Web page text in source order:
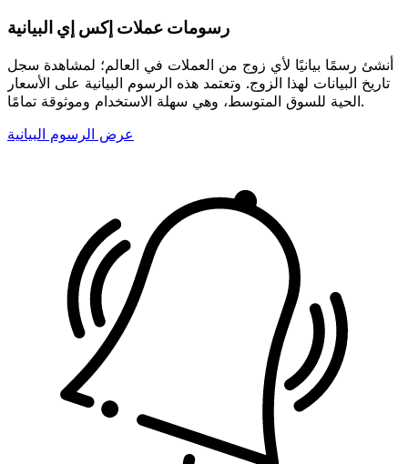
رسومات عملات إكس إي البيانية
أنشئ رسمًا بيانيًا لأي زوج من العملات في العالم؛ لمشاهدة سجل
تاريخ البيانات لهذا الزوج. وتعتمد هذه الرسوم البيانية على الأسعار
الحية للسوق المتوسط، وهي سهلة الاستخدام وموثوقة تمامًا.
عرض الرسوم البيانية